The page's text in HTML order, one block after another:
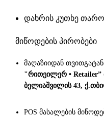
დახრის კუთხე
მიწოდების პირობები
მაღაზიიდან
"რითეილერ • Retailer”
ბელიაშვილის 43,
POS მასალების